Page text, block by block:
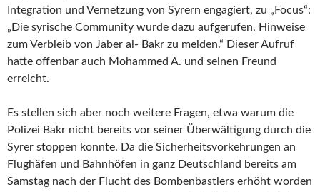
Integration und Vernetzung von Syrern engagiert, zu „Focus“:
„Die syrische Community wurde dazu aufgerufen, Hinweise
zum Verbleib von Jaber al- Bakr zu melden.“ Dieser Aufruf
hatte offenbar auch Mohammed A. und seinen Freund
erreicht.
Es stellen sich aber noch weitere Fragen, etwa warum die
Polizei Bakr nicht bereits vor seiner Überwältigung durch die
Syrer stoppen konnte. Da die Sicherheitsvorkehrungen an
Flughäfen und Bahnhöfen in ganz Deutschland bereits am
Samstag nach der Flucht des Bombenbastlers erhöht worden